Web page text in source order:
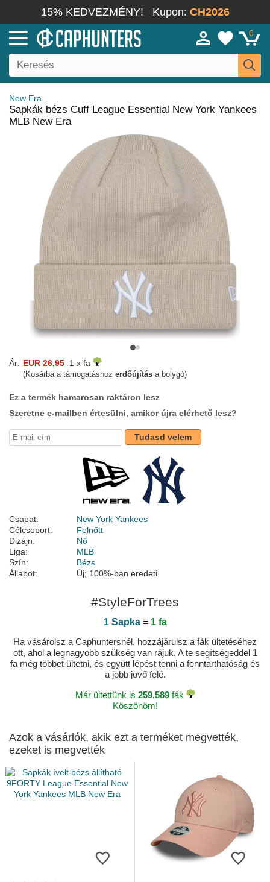
15% KEDVEZMÉNY! Kupon: CH2026
0
New Era
Sapkák bézs Cuff League Essential New York Yankees
MLB New Era
Ár: EUR 26,95 1 x fa
(Kosárba a támogatáshoz erdőújítás a bolygó)
Ez a termék hamarosan raktáron lesz
Szeretne e-mailben értesülni, amikor újra elérhető lesz?
Tudasd velem
Csapat:
New York Yankees
Célcsoport:
Felnőtt
Dizájn:
Nő
Liga:
MLB
Szín:
Bézs
Állapot:
Új; 100%-ban eredeti
#StyleForTrees
1 Sapka= 1 fa
Ha vásárolsz a Caphuntersnél, hozzájárulsz a fák ültetéséhez
ott, ahol a legnagyobb szükség van rájuk. A te segítségeddel 1
fa még többet ültetni, és együtt lépést tenni a fenntarthatóság és
a jobb jövő felé.
Már ültettünk is 259.589fák
Köszönöm!
Azok a vásárlók, akik ezt a terméket megvették,
ezeket is megvették